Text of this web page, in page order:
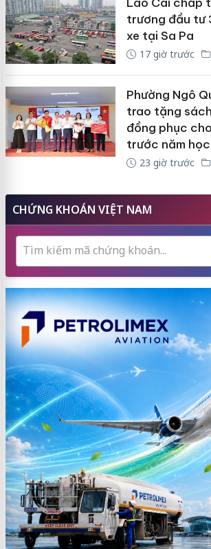
trương đầu tư
xe tại Sa Pa
17 giờ trước
Phường Ngô
trao tặng
đồng phục
trước năm
23 giờ trước
CHỨNG KHOÁN VIỆT NAM
Tìm kiếm mã chứng khoán...